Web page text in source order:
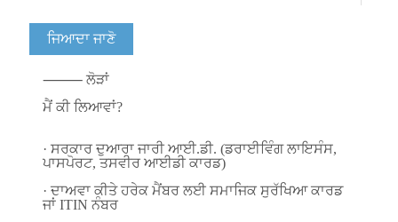
ਜਿਆਦਾ ਜਾਣੋ
⸻ ਲੋੜਾਂ
ਮੈਂ ਕੀ ਲਿਆਵਾਂ?
· ਸਰਕਾਰ ਦੁਆਰਾ ਜਾਰੀ ਆਈ.ਡੀ. (ਡਰਾਈਵਿੰਗ ਲਾਇਸੰਸ,
ਪਾਸਪੋਰਟ, ਤਸਵੀਰ ਆਈਡੀ ਕਾਰਡ)
· ਦਾਅਵਾ ਕੀਤੇ ਹਰੇਕ ਮੈਂਬਰ ਲਈ ਸਮਾਜਿਕ ਸੁਰੱਖਿਆ ਕਾਰਡ
ਜਾਂ ITIN ਨੰਬਰ